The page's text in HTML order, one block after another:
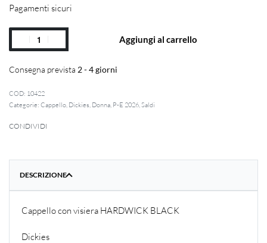
Pagamenti sicuri
Aggiungi al carrello
Consegna prevista 2 - 4 giorni
10422
Categorie: Cappello, Dickies, Donna, P-E 2026,Saldi
CONDIVIDI
DESCRIZIONE
Cappello con visiera HARDWICK BLACK
Dickies